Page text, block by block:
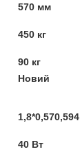
570 мм
450 кг
90 кг
Новий
1,8*0,570,594
40 Вт